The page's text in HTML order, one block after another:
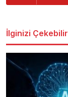
İlginizi Çekebilir